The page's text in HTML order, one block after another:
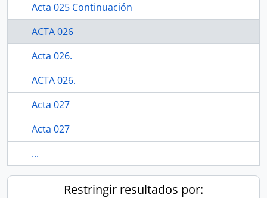
Acta 025 Continuación
ACTA 026
Acta 026.
ACTA 026.
Acta 027
Acta 027
...
Restringir resultados por: